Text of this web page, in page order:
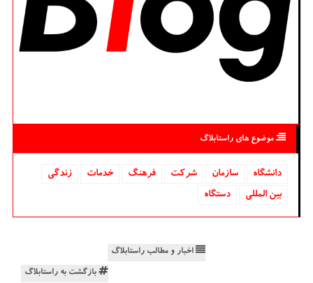
موضوع های راستابلاگ
دانشگاه‌ سازمان شركت فرهنگ خدمات
زندگی
بین المللی
دستگاه
اخبار و مطالب راستابلاگ
بازگشت به راستابلاگ